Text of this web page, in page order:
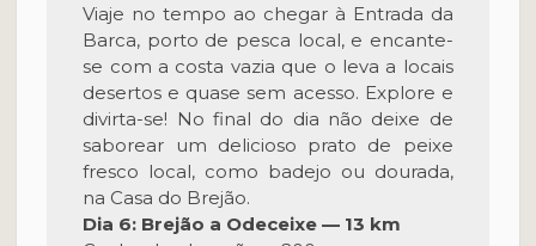
Viaje no tempo ao chegar à Entrada da
Barca, porto de pesca local, e encante-
se com a costa vazia que o leva a locais
desertos e quase sem acesso. Explore e
divirta-se! No final do dia não deixe de
saborear um delicioso prato de peixe
fresco local, como badejo ou dourada,
na Casa do Brejão.
Dia 6: Brejão a Odeceixe — 13 km